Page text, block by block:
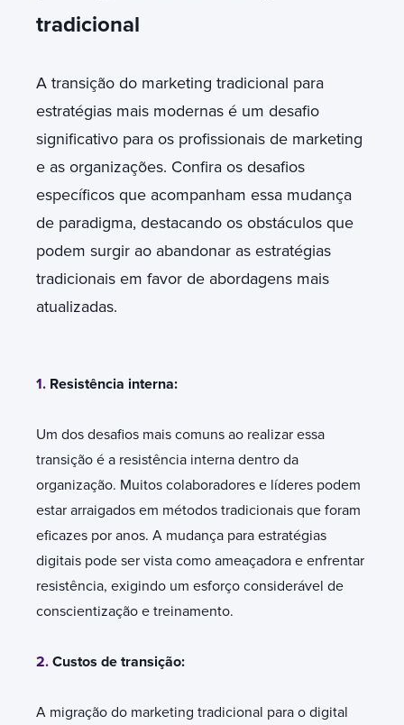
tradicional
A transição do marketing tradicional para
estratégias mais modernas é um desafio
significativo para os profissionais de marketing
e as organizações. Confira os desafios
específicos que acompanham essa mudança
de paradigma, destacando os obstáculos que
podem surgir ao abandonar as estratégias
tradicionais em favor de abordagens mais
atualizadas.
1. Resistência interna:
Um dos desafios mais comuns ao realizar essa
transição é a resistência interna dentro da
organização. Muitos colaboradores e líderes podem
estar arraigados em métodos tradicionais que foram
eficazes por anos. A mudança para estratégias
digitais pode ser vista como ameaçadora e enfrentar
resistência, exigindo um esforço considerável de
conscientização e treinamento.
2. Custos de transição:
A migração do marketing tradicional para o digital